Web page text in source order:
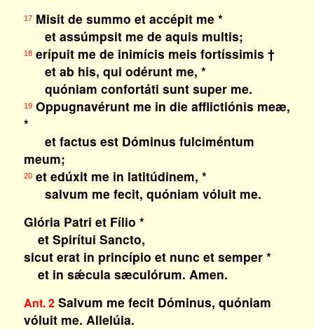
17Misit de summo et accépit me *
et assúmpsit me de aquis multis;
18erípuit me de inimícis meis fortíssimis †
et ab his, qui odérunt me, *
quóniam confortáti sunt super me.
19Oppugnavérunt me in die afflictiónis meæ,
*
et factus est Dóminus fulciméntum
meum;
20et edúxit me in latitúdinem, *
salvum me fecit, quóniam vóluit me.
Glória Patri et Fílio *
et Spirítui Sancto,
sicut erat in princípio et nunc et semper *
et in sǽcula sæculórum. Amen.
Ant. 2Salvum me fecit Dóminus, quóniam
vóluit me. Allelúia.